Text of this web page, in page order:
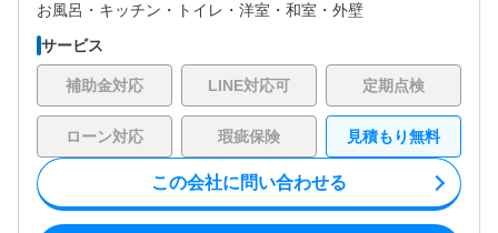
お風呂・ キッチン・ トイレ・ 洋室・ 和室・ 外壁
サービス
補助金対応 LINE対応可 定期点検
ローン対応 瑕疵保険 見積もり無料
この会社に問い合わせる